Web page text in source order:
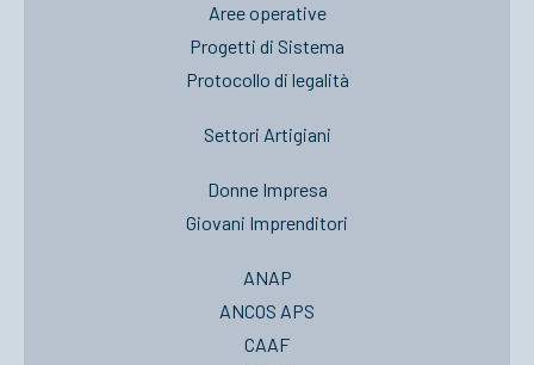
Aree operative
Progetti di Sistema
Protocollo di legalità
Settori Artigiani
Donne Impresa
Giovani Imprenditori
ANAP
ANCOS APS
CAAF